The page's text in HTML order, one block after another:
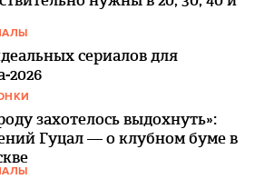
сериалов для
2026
захотелось выдохнуть»:
Гуцал — о клубном буме в